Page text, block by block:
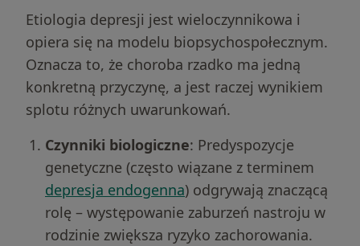
Etiologia depresji jest wieloczynnikowa i
opiera się na modelu biopsychospołecznym.
Oznacza to, że choroba rzadko ma jedną
konkretną przyczynę, a jest raczej wynikiem
splotu różnych uwarunkowań.
Czynniki biologiczne: Predyspozycje
genetyczne (często wiązane z terminem
depresja endogenna) odgrywają znaczącą
rolę – występowanie zaburzeń nastroju w
rodzinie zwiększa ryzyko zachorowania.